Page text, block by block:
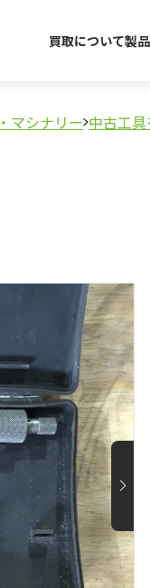
買取について製
マシナリー 中古工